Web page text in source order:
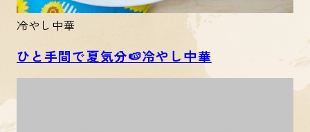
冷やし中華
ひと手間で夏気分🍉冷やし中華